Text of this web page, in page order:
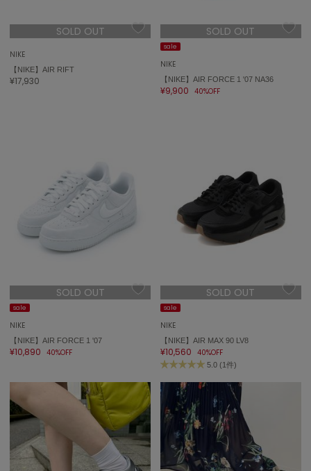
SOLD OUT
NIKE
【NIKE】AIR RIFT
¥17,930
SOLD OUT
sale
NIKE
【NIKE】AIR FORCE 1 '07 NA36
¥9,900 40%OFF
SOLD OUT
sale
NIKE
【NIKE】AIR FORCE 1 '07
¥10,890 40%OFF
SOLD OUT
sale
NIKE
【NIKE】AIR MAX 90 LV8
¥10,560 40%OFF
5.0 (1件)